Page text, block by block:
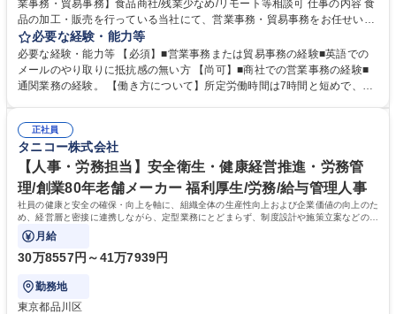
業事務・貿易事務】食品商社/残業少なめ/リモート等相談可 仕事の内容 食
品の加工・販売を行っている当社にて、営業事務・貿易事務をお任せいた
します。営業社員のサポートポジションとして、受発注から海外工場との
調整まで幅広く対応し、当社事業の根幹を支えていただきます。 ■受発注
業務、請求書発行 ■海外工場とのスケジュール調整 ■在庫管理 ■輸入書類
の確認・作成 ■配送手配 ■通関業者を通して行う輸出入業全般 ■倉庫との
ルプロデュースしているため、商品に関わる全ての業務をサポート頂きま
す。 募集職種 東京都中央区【営業事務・貿易事務】食品商社/残業少なめ/
リモート等相談可
必要な経験・能力等
必要な経験・能力等 【必須】■営業事務または貿易事務の経験■英語での
メールのやり取りに抵抗感の無い方 【尚可】■商社での営業事務の経験■
通関業務の経験。 【働き方について】所定労働時間は7時間と短めで、残
の強み】1991年の設立以来、外食産業を中心としたお客様の多様なニー
ズに沿った冷凍水産物等の生産・輸入・販売を一貫して手掛けています。
自社工場と海外拠点の強固な連携によるワンストップサービスが最大の強
みです。 学歴・資格 学歴：大学院 大学 語学力：英語 資格：
正社員
タニコー株式会社
【人事・労務担当】安全衛生・健康経営推進・労務管
理/創業80年老舗メーカー 福利厚生/労務/給与管理人事
社員の健康と安全の確保・向上を軸に、組織全体の生産性向上および企業価値の向上のた
め、経営層と密接に連携しながら、定型業務にとどまらず、制度設計や施策立案などの上
流工程から関与していただきます。
月給
30万8557円～41万7939円
勤務地
東京都品川区